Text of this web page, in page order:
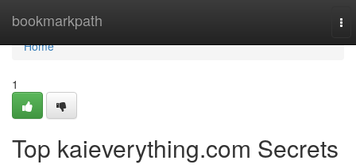
bookmarkpath
Home
Home
1
Top kaieverything.com Secrets